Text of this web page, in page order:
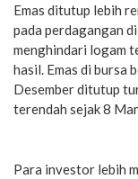
Emas ditutup lebih
pada perdagangan
menghindari logam
hasil. Emas di bursa
Desember ditutup
terendah sejak 8
Para investor lebih